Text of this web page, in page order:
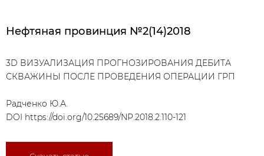
Нефтяная провинция №2(14)2018
3D ВИЗУАЛИЗАЦИЯ ПРОГНОЗИРОВАНИЯ ДЕБИТА
СКВАЖИНЫ ПОСЛЕ ПРОВЕДЕНИЯ ОПЕРАЦИИ ГРП
Радченко Ю.А.
DOI https://doi.org/10.25689/NP.2018.2.110-121